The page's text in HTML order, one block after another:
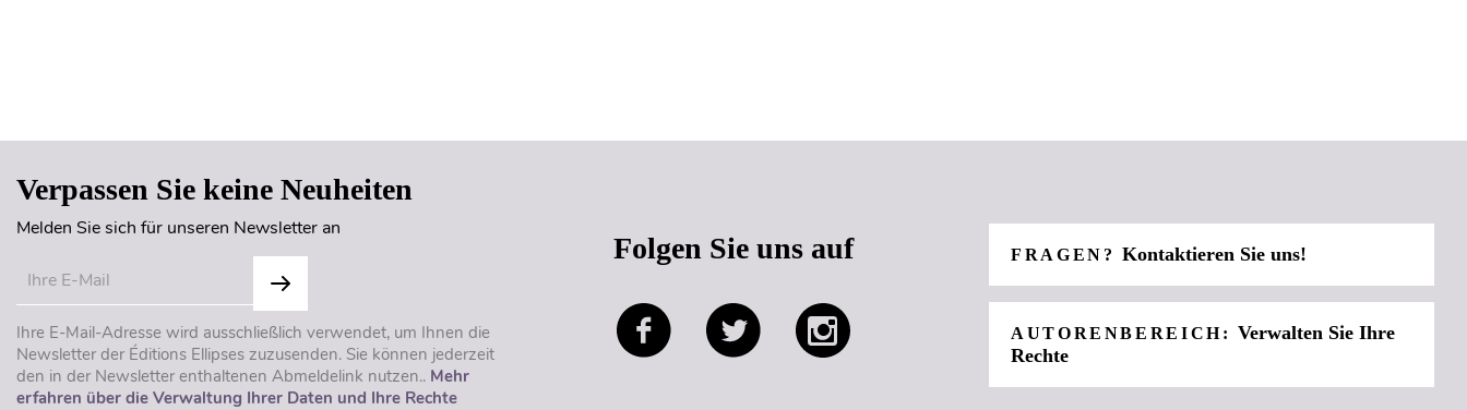
Verpassen Sie keine Neuheiten
Melden Sie sich für unseren Newsletter an
Ihre E-Mail-Adresse wird ausschließlich verwendet, um Ihnen die
Newsletter der Éditions Ellipses zuzusenden. Sie können jederzeit
den in der Newsletter enthaltenen Abmeldelink nutzen.. Mehr
erfahren über die Verwaltung Ihrer Daten und Ihre Rechte
Folgen Sie uns auf FRAGEN?Kontaktieren Sie uns!
AUTORENBEREICH:Verwalten Sie Ihre
Rechte